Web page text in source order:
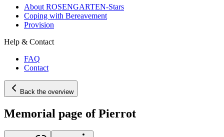
About ROSENGARTEN-Stars
Coping with Bereavement
Provision
Help & Contact
FAQ
Contact
Back the overview
Memorial page of Pierrot